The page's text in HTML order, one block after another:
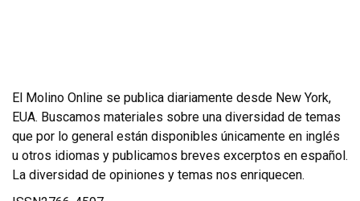
El Molino Online se publica diariamente desde New York,
EUA. Buscamos materiales sobre una diversidad de temas
que por lo general están disponibles únicamente en inglés
u otros idiomas y publicamos breves excerptos en español.
La diversidad de opiniones y temas nos enriquecen.